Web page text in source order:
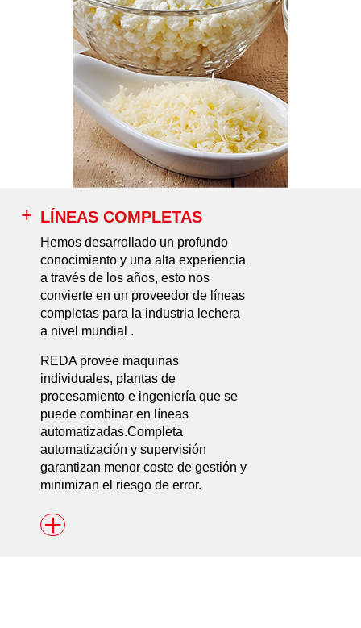
LÍNEAS COMPLETAS
Hemos desarrollado un profundo
conocimiento y una alta experiencia
a través de los años, esto nos
convierte en un proveedor de líneas
completas para la industria lechera
a nivel mundial .
REDA provee maquinas
individuales, plantas de
procesamiento e ingeniería que se
puede combinar en líneas
automatizadas.Completa
automatización y supervisión
garantizan menor coste de gestión y
minimizan el riesgo de error.
+